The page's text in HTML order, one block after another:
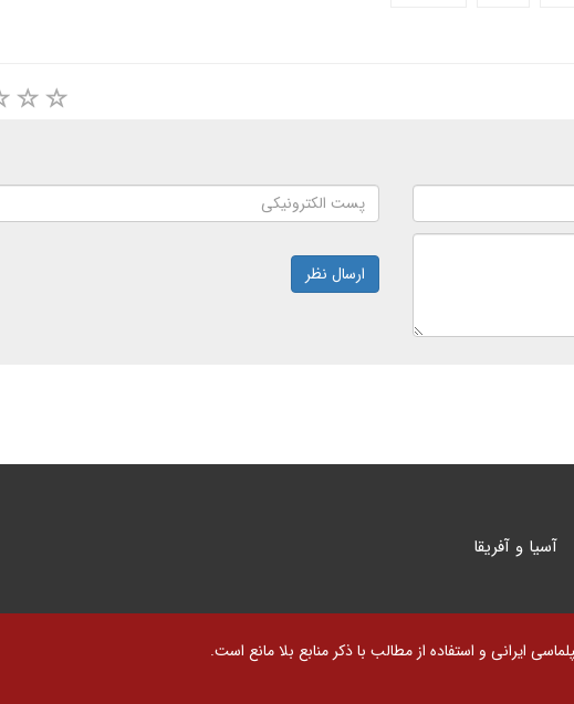
ارسال نظر
آسیا و آفریقا
ایرانی و استفاده از مطالب با ذکر منابع بلا مانع است.